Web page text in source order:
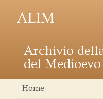
ALIM
Archivio
del Medioevo
Home